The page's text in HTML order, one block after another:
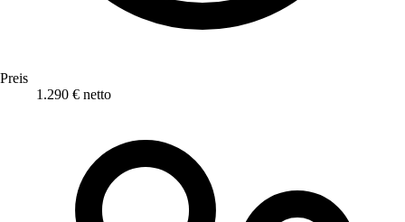
Preis
1.290 € netto